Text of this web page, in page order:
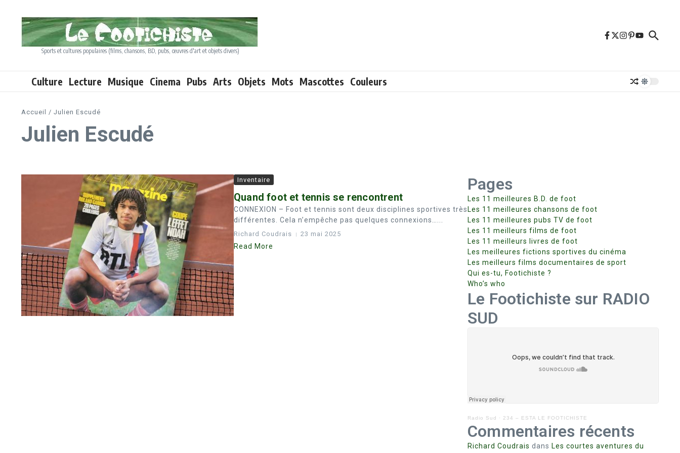
Sports et cultures populaires (films, chansons, BD, pubs, œuvres d'art et objets divers)
Culture Lecture Musique Cinema Pubs Arts Objets Mots Mascottes Couleurs
Accueil / Julien Escudé
Julien Escudé
Inventaire
Quand foot et tennis se rencontrent
CONNEXION – Foot et tennis sont deux disciplines sportives très
différentes. Cela n’empêche pas quelques connexions…...
Richard Coudrais 23 mai 2025
Read More
Pages
Les 11 meilleures B.D. de foot
Les 11 meilleures chansons de foot
Les 11 meilleures pubs TV de foot
Les 11 meilleurs films de foot
Les 11 meilleurs livres de foot
Les meilleures fictions sportives du cinéma
Les meilleurs films documentaires de sport
Qui es-tu, Footichiste ?
Who’s who
Le Footichiste sur RADIO
SUD
Radio Sud · 234 – ESTA LE FOOTICHISTE
Commentaires récents
Richard Coudrais dans Les courtes aventures du